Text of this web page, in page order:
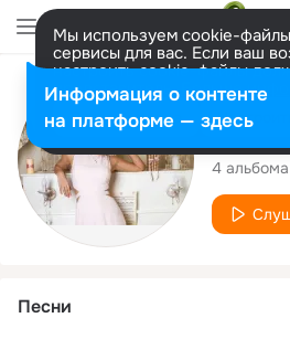
Мы используем cookie-
сервисы для вас. Если ваш
настроить cookie-файлы
представитель. Больше
Разрешить все Настроить
Саша
4 альбома
Песни
Информация о контенте
на платформе — здесь